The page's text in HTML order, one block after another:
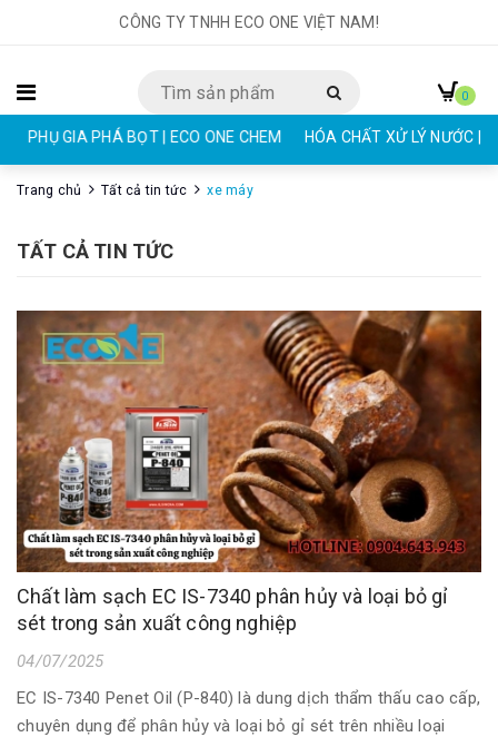
CÔNG TY TNHH ECO ONE VIỆT NAM!
PHỤ GIA PHÁ BỌT | ECO ONE CHEM HÓA CHẤT XỬ LÝ NƯỚC |
0
Trang chủ Tất cả tin tức xe máy
TẤT CẢ TIN TỨC
Chất làm sạch EC IS-7340 phân hủy và loại bỏ gỉ
sét trong sản xuất công nghiệp
04/07/2025
EC IS-7340 Penet Oil (P-840) là dung dịch thẩm thấu cao cấp,
chuyên dụng để phân hủy và loại bỏ gỉ sét trên nhiều loại